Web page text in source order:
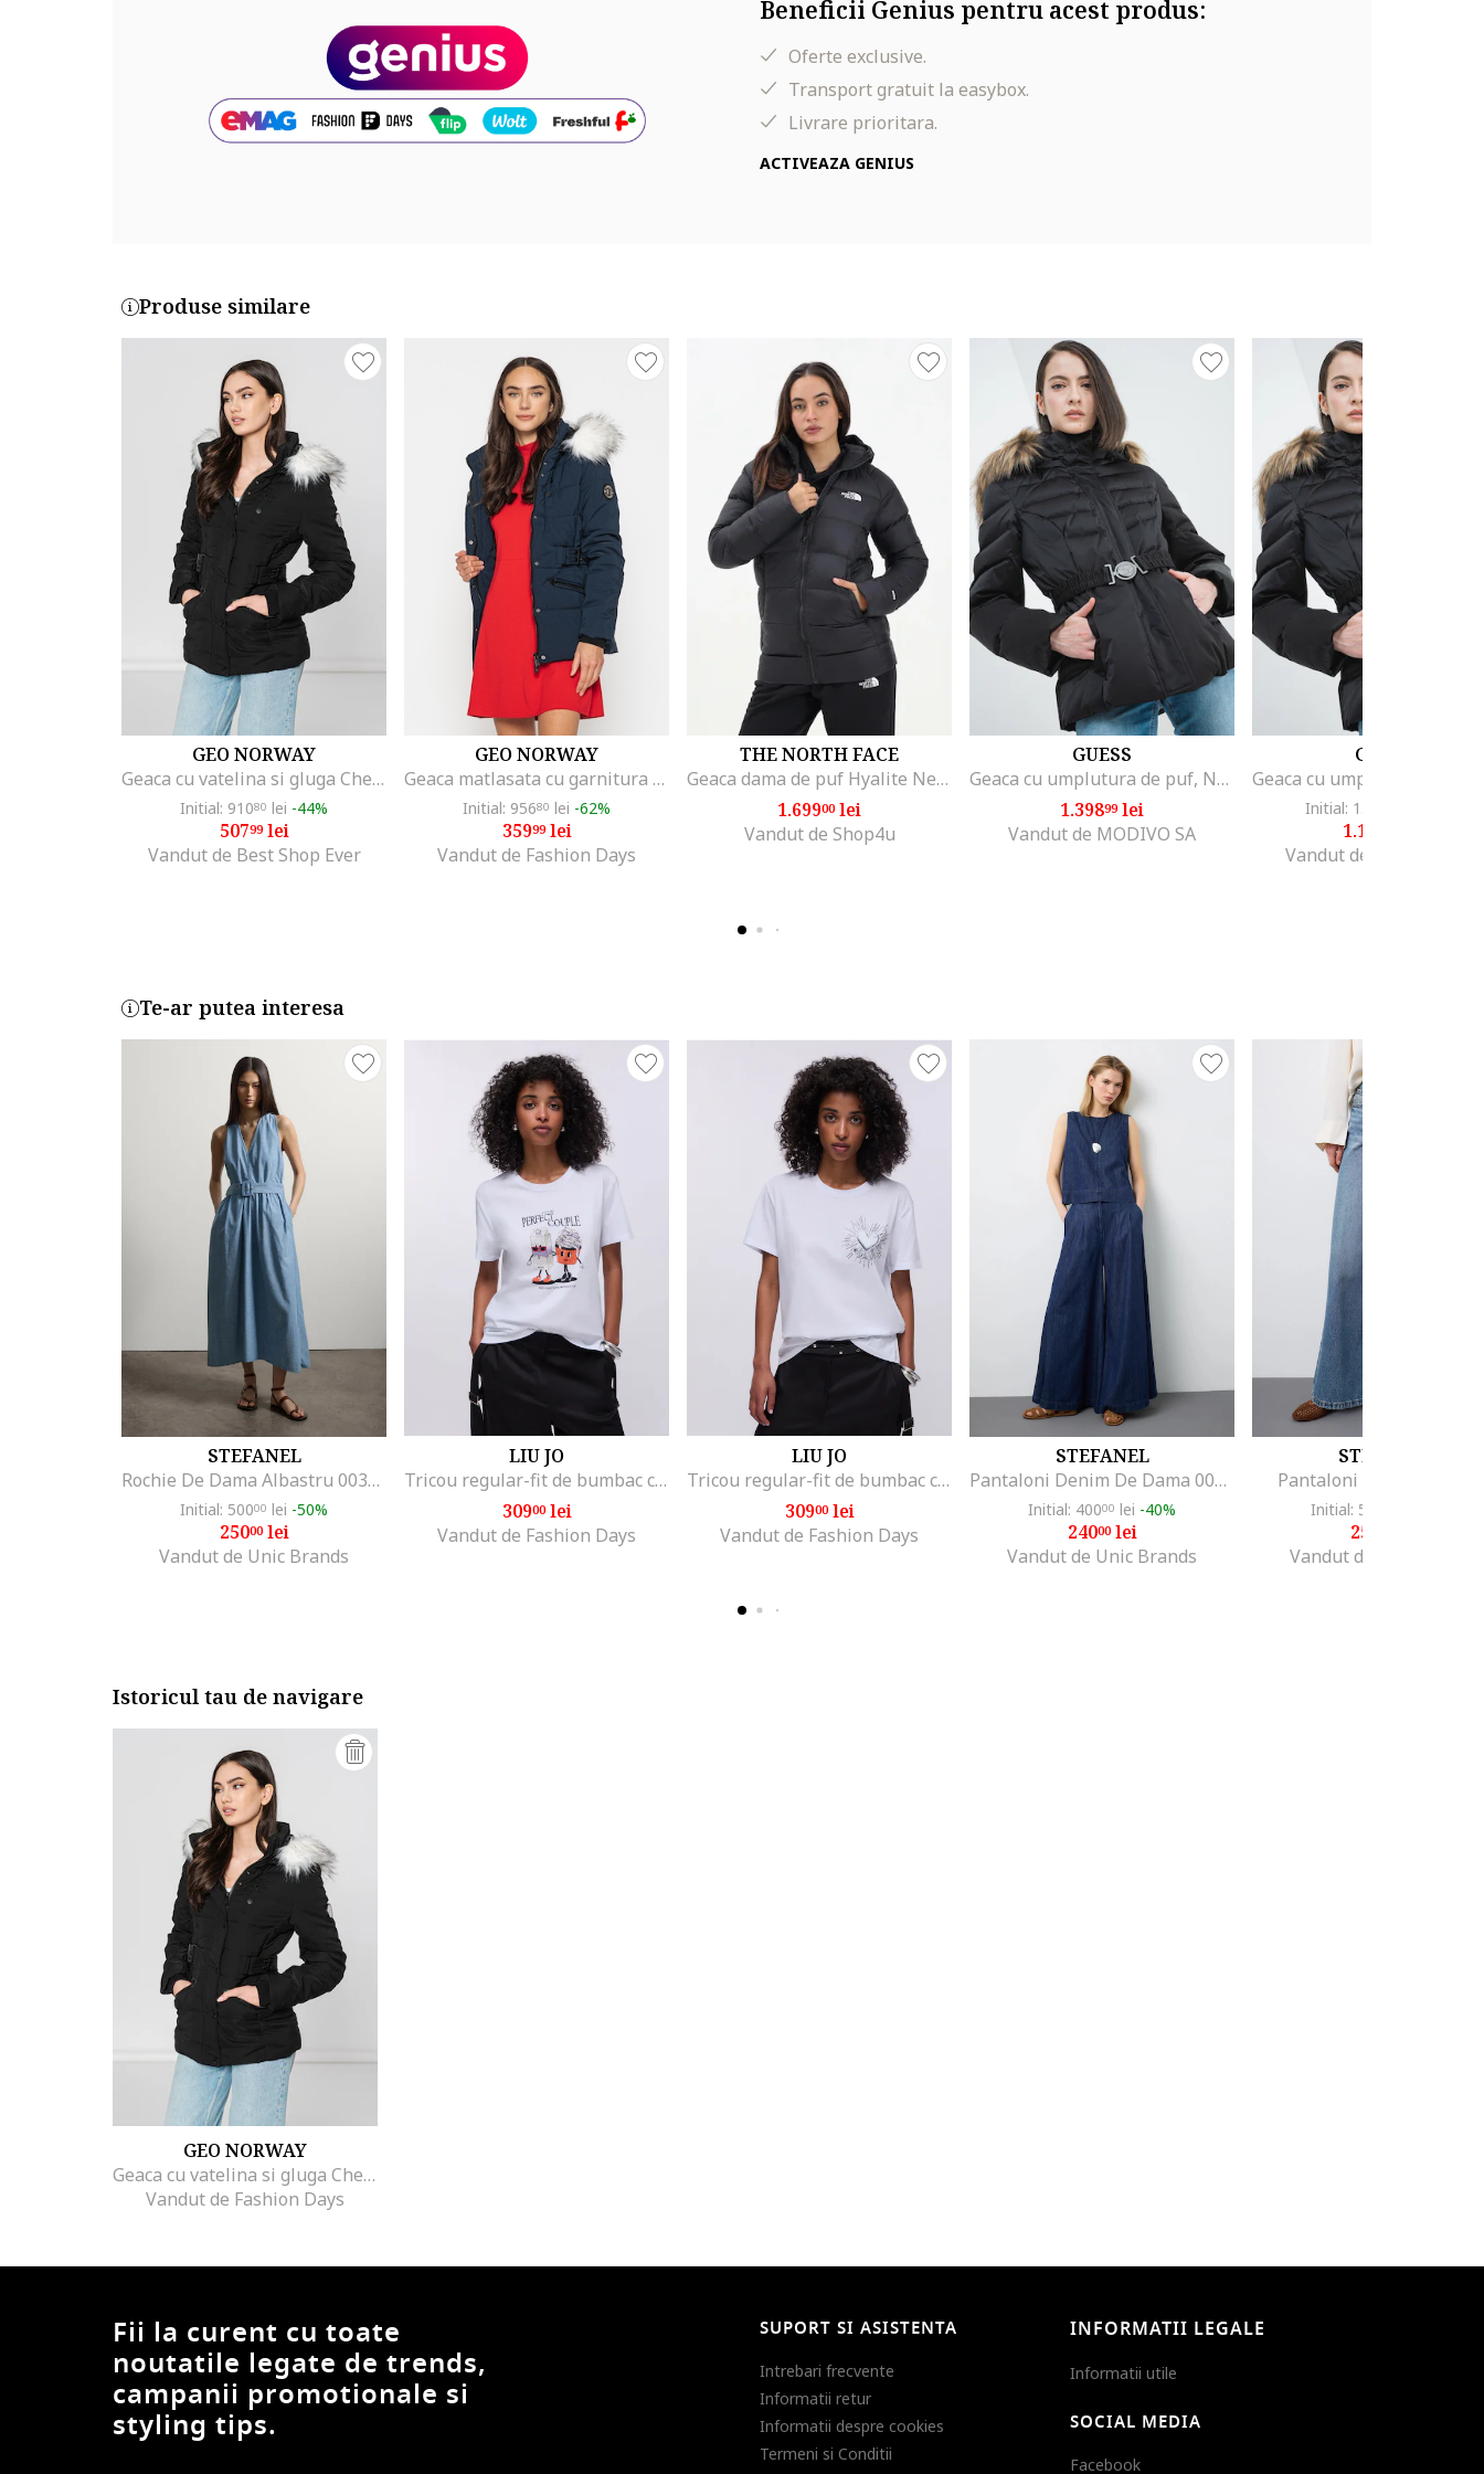
Modelul poarta un produs de marimea S/1 IT.
Marimi model: 178 cm inaltime, 83 cm bust, 59 cm talie, 90 cm sold
Beneficii Genius pentru acest produs:
Oferte exclusive.
Transport gratuit la easybox.
Livrare prioritara.
ACTIVEAZA GENIUS
Produse similare
GEO NORWAY
Geaca cu vatelina si gluga Chester, Negru
Initial: 91080 lei -44%
50799lei
Vandut de Best Shop Ever
GEO NORWAY
Geaca matlasata cu garnitura din blana sintetica Chester, Bleumarin
Initial: 95680 lei -62%
35999lei
Vandut de Fashion Days
THE NORTH FACE
Geaca dama de puf Hyalite Negru, Negru
1.69900lei
Vandut de Shop4u
GUESS
Geaca cu umplutura de puf, Negru
1.39899lei
Vandut de MODIVO SA
GUESS
Initial: 1.486
1.109
Vandut de Fashion Days
Te-ar putea interesa
STEFANEL
Rochie De Dama Albastru 003570963
Initial: 50000 lei -50%
25000lei
Vandut de Unic Brands
LIU JO
Tricou regular-fit de bumbac cu aplicatie din strasuri, Alb/Negru/Portocaliu mandarina
30900lei
Vandut de Fashion Days
LIU JO
Tricou regular-fit de bumbac cu aplicatie din strasuri, Alb optic
30900lei
Vandut de Fashion Days
STEFANEL
Pantaloni Denim De Dama 003570227
Initial: 40000 lei -40%
24000lei
Vandut de Unic Brands
STEFANEL
Pantaloni Denim de
Initial: 500
250
Vandut de Unic Brands
Istoricul tau de navigare
GEO NORWAY
Geaca cu vatelina si gluga Chester, Negru
Vandut de Fashion Days
Fii la curent cu toate
noutatile legate de trends,
campanii promotionale si
styling tips.
SUPORT SI ASISTENTA
Intrebari frecvente
Informatii retur
Informatii despre cookies
Termeni si Conditii
INFORMATII LEGALE
Informatii utile
SOCIAL MEDIA
Facebook